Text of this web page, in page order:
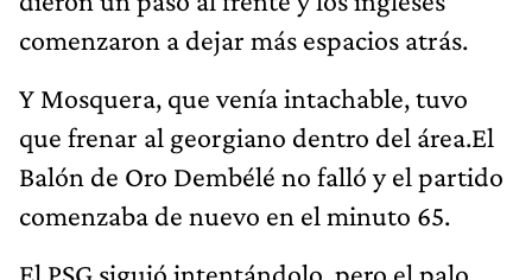
comenzaron a dejar más espacios atrás.
Y Mosquera, que venía intachable, tuvo
que frenar al georgiano dentro del área.El
Balón de Oro Dembélé no falló y el partido
comenzaba de nuevo en el minuto 65.
El PSG siguió intentándolo, pero el palo